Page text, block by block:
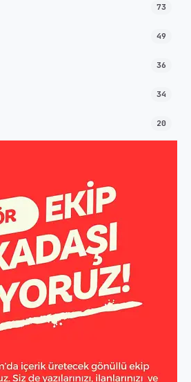
73
49
36
34
20